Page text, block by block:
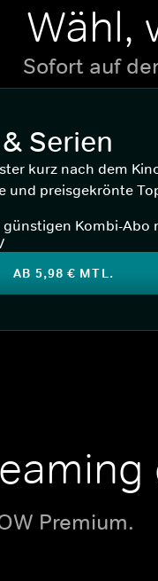
Wähl,
Sofort auf
Serien
kurz nach dem
und preisgekrönte
Kombi-Abo
AB 5,98 € MTL.
Premium.